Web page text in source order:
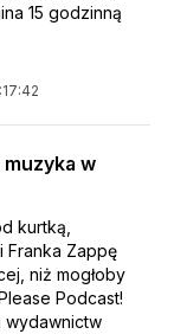
15 godzinną
w
kurtką,
Franka Zappę
niż mogłoby
Podcast!
wydawnictw